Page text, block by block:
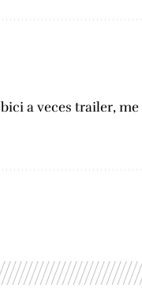
a veces trailer,